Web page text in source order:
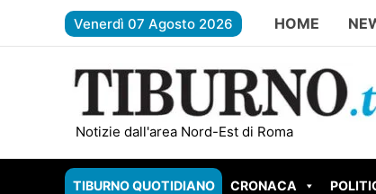
Venerdì 07 Agosto 2026 HOME
Notizie dall'area Nord-Est di Roma
TIVOLI – Parco Begozzi da
TIBURNO QUOTIDIANO CRONACA